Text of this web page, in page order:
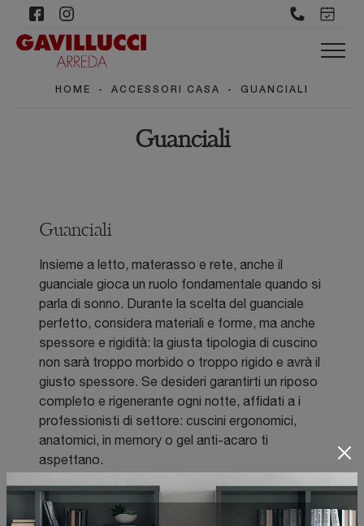
HOME - ACCESSORI CASA - GUANCIALI
Guanciali
Guanciali
Insieme a letto, materasso e rete, anche il
guanciale gioca un ruolo fondamentale quando si
parla di sonno. Durante la scelta del guanciale
perfetto, considera materiali e forme, ma anche
spessore e rigidità: la giusta tipologia di cuscino
non sarà troppo morbido o troppo rigido e avrà il
giusto spessore. Se desideri garantirti un riposo
completo e rigenerante ogni notte, affidati a i
professionisti di settore: cuscini ergonomici,
anatomici, in memory o gel anti-acaro ti
aspettano.